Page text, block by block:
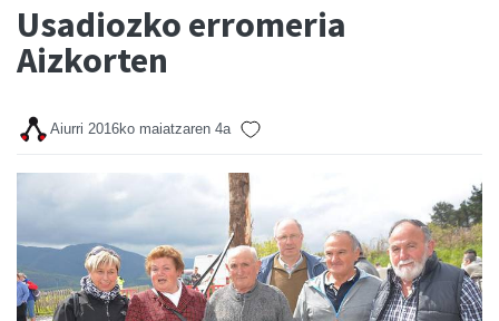
Usadiozko erromeria
Aizkorten
Aiurri 2016ko maiatzaren 4a